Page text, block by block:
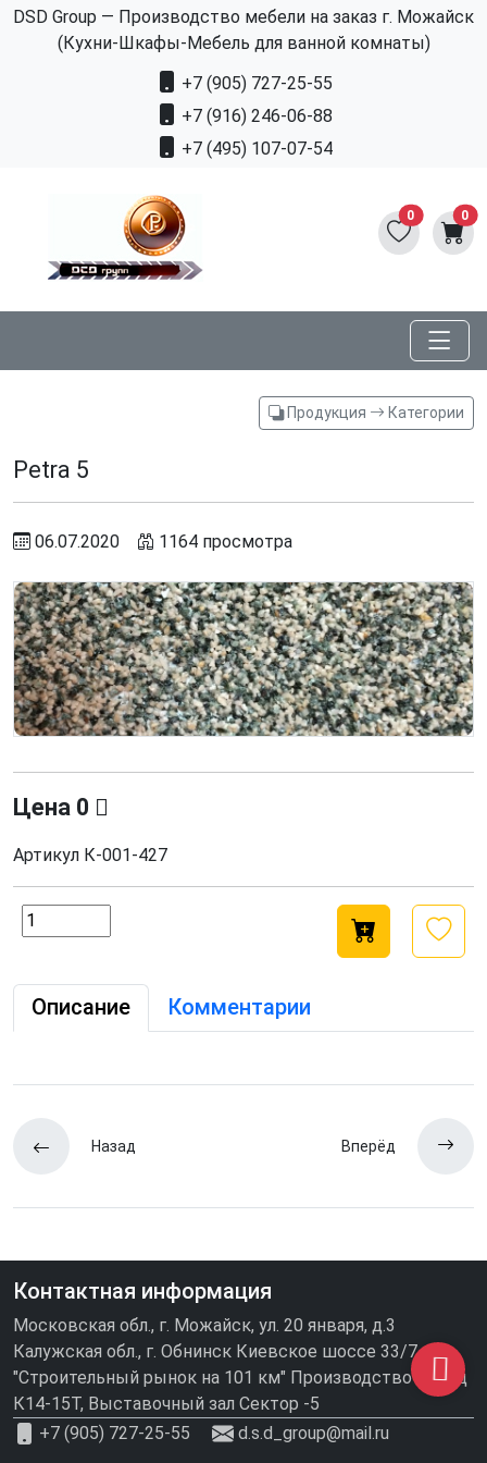
DSD Group — Производство мебели на заказ г. Можайск
(Кухни-Шкафы-Мебель для ванной комнаты)
+7 (905) 727-25-55
+7 (916) 246-06-88
+7 (495) 107-07-54
0 0
Продукция Категории
Petra 5
06.07.2020 1164 просмотра
Цена 0
Артикул К-001-427
Описание Комментарии
Назад Вперёд
Контактная информация
Московская обл., г. Можайск, ул. 20 января, д.3
Калужская обл., г. Обнинск Киевское шоссе 33/7
"Строительный рынок на 101 км" Производство\склад
К14-15Т, Выставочный зал Сектор -5
+7 (905) 727-25-55
d.s.d_group@mail.ru